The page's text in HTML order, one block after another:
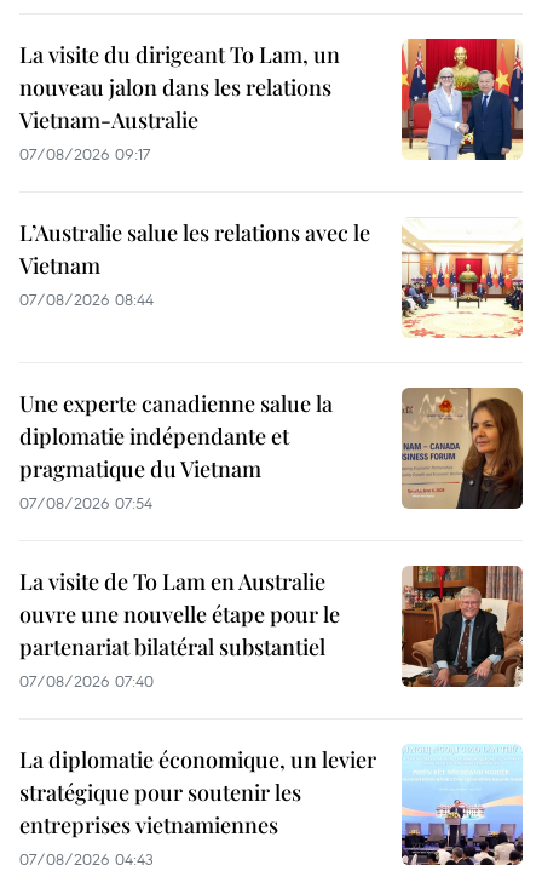
La visite du dirigeant To Lam, un
nouveau jalon dans les relations
Vietnam-Australie
07/08/2026 09:17
L’Australie salue les relations avec le
Vietnam
07/08/2026 08:44
Une experte canadienne salue la
diplomatie indépendante et
pragmatique du Vietnam
07/08/2026 07:54
La visite de To Lam en Australie
ouvre une nouvelle étape pour le
partenariat bilatéral substantiel
07/08/2026 07:40
La diplomatie économique, un levier
stratégique pour soutenir les
entreprises vietnamiennes
07/08/2026 04:43